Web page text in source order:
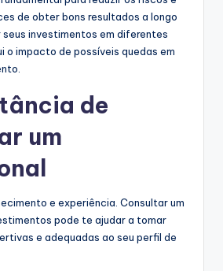
de obter bons resultados a longo
seus investimentos em diferentes
o impacto de possíveis quedas em
de
um
e experiência. Consultar um
pode te ajudar a tomar
e adequadas ao seu perfil de